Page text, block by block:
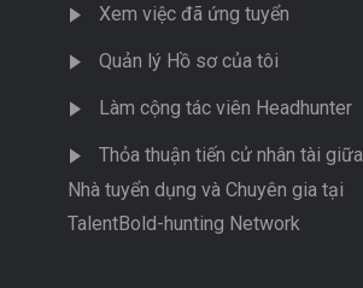
Xem việc đã ứng tuyển
Quản lý Hồ sơ của tôi
Làm cộng tác viên Headhunter
Thỏa thuận tiến cử nhân tài giữa
Nhà tuyển dụng và Chuyên gia tại
TalentBold-hunting Network